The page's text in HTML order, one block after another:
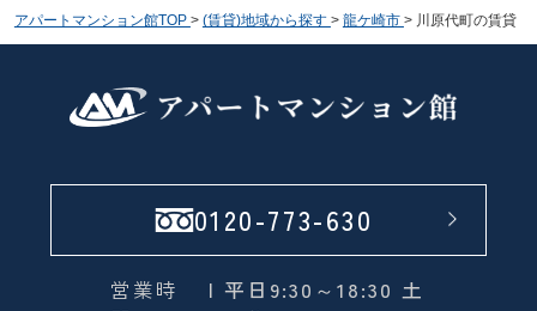
アパートマンション館TOP > (賃貸)地域から探す > 龍ケ崎市 > 川原代町の賃貸
0120-773-630
営業時
| 平日9:30～18:30 土